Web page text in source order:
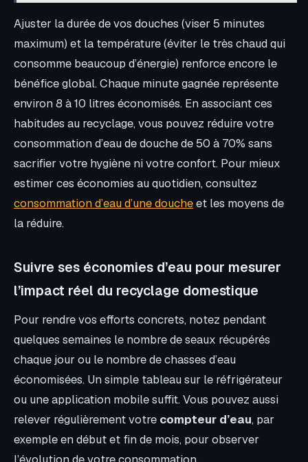
Ajuster la durée de vos douches (viser 5 minutes
maximum) et la température (éviter le très chaud qui
consomme beaucoup d’énergie) renforce encore le
bénéfice global. Chaque minute gagnée représente
environ 8 à 10 litres économisés. En associant ces
habitudes au recyclage, vous pouvez réduire votre
consommation d’eau de douche de 50 à 70% sans
sacrifier votre hygiène ni votre confort. Pour mieux
estimer ces économies au quotidien, consultez
consommation d’eau d’une doucheet les moyens de
la réduire.
Suivre ses économies d’eau pour mesurer
l’impact réel du recyclage domestique
Pour rendre vos efforts concrets, notez pendant
quelques semaines le nombre de seaux récupérés
chaque jour ou le nombre de chasses d’eau
économisées. Un simple tableau sur le réfrigérateur
ou une application mobile suffit. Vous pouvez aussi
relever régulièrement votre compteur d’eau, par
exemple en début et fin de mois, pour observer